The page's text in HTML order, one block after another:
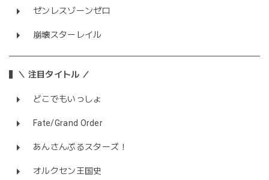
ゼンレスゾーンゼロ
崩壊スターレイル
＼ 注目タイトル ／
どこでもいっしょ
Fate/Grand Order
あんさんぶるスターズ！
オルクセン王国史